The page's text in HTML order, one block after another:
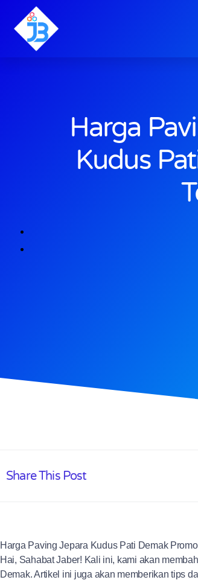
Harga
Kudus
Share This Post
Harga Paving Jepara Kudus Pati Demak
Hai, Sahabat Jaber! Kali ini, kami akan
Demak. Artikel ini juga akan memberikan tips